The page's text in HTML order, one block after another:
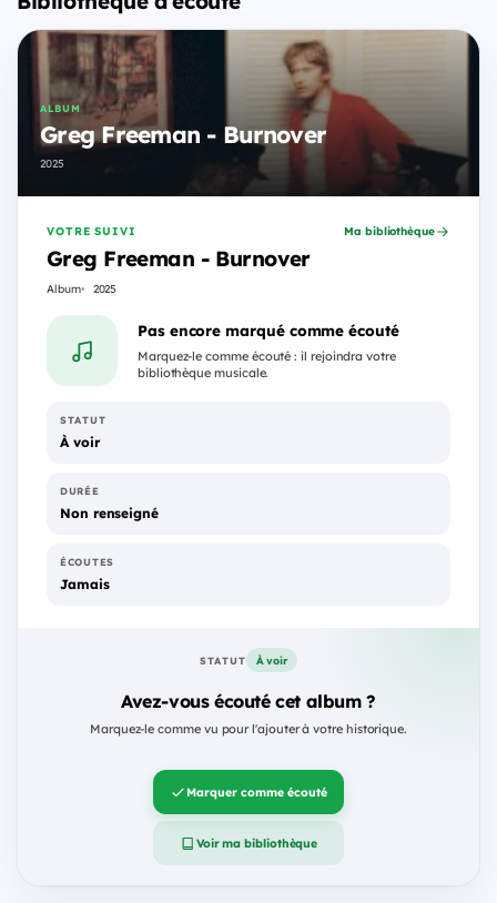
ALBUM
Greg Freeman - Burnover
2025
VOTRE SUIVI
Greg Freeman - Burnover
Album 2025
Ma bibliothèque
Pas encore marqué comme écouté
Marquez-le comme écouté : il rejoindra votre
bibliothèque musicale.
STATUT
À voir
DURÉE
Non renseigné
ÉCOUTES
Jamais
STATUT À voir
Avez-vous écouté cet album ?
Marquez-le comme vu pour l'ajouter à votre historique.
Marquer comme écouté
Voir ma bibliothèque